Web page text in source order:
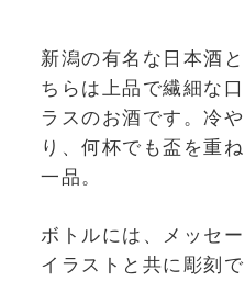
新潟の有名な日本酒
ちらは上品で繊細な
ラスのお酒です。冷
り、何杯でも盃を重
一品。
ボトルには、メッセ
イラストと共に彫刻